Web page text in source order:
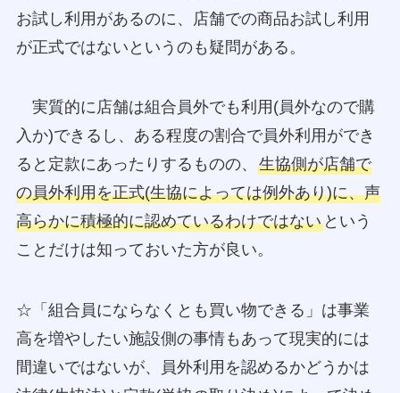
お試し利用があるのに、店舗での商品お試し利用
が正式ではないというのも疑問がある。
実質的に店舗は組合員外でも利用(員外なので購
入か)できるし、ある程度の割合で員外利用ができ
ると定款にあったりするものの、 生協側が店舗で
の員外利用を正式(生協によっては例外あり)に、声
高らかに積極的に認めているわけではないという
ことだけは知っておいた方が良い。
☆「組合員にならなくとも買い物できる」は事業
高を増やしたい施設側の事情もあって現実的には
間違いではないが、員外利用を認めるかどうかは